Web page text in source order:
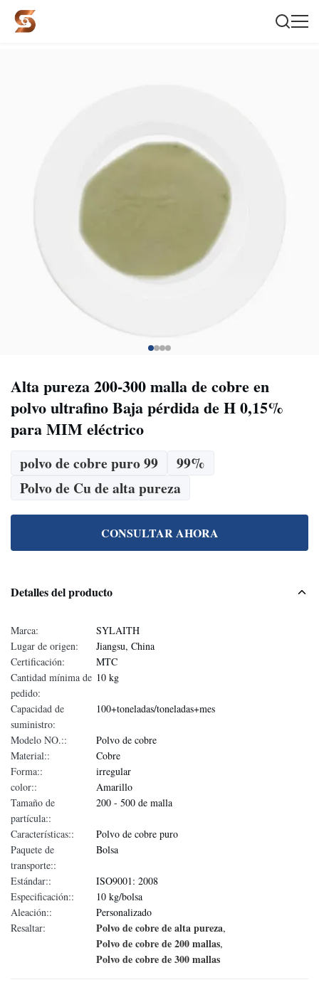
Alta pureza 200-300 malla de cobre en
polvo ultrafino Baja pérdida de H 0,15%
para MIM eléctrico
polvo de cobre puro 99
99%
Polvo de Cu de alta pureza
CONSULTAR AHORA
Detalles del producto
Marca:
SYLAITH
Lugar de origen:
Jiangsu, China
Certificación:
MTC
Cantidad mínima de
pedido:
10 kg
Capacidad de
suministro:
100+toneladas/toneladas+mes
Modelo NO.::
Polvo de cobre
Material::
Cobre
Forma::
irregular
color::
Amarillo
Tamaño de
partícula::
200 - 500 de malla
Características::
Polvo de cobre puro
Paquete de
transporte::
Bolsa
Estándar::
ISO9001: 2008
Especificación::
10 kg/bolsa
Aleación::
Personalizado
Resaltar:
Polvo de cobre de alta pureza,
Polvo de cobre de 200 mallas,
Polvo de cobre de 300 mallas